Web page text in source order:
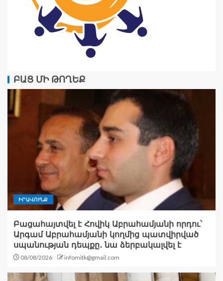
ԲԱՑ ՄԻ ԹՈՂԵՔ
ԻՐԱՎՈՒՆՔ
Բացահայտվել է Հովիկ Աբրահամյանի որդու՝
Արգամ Աբրահամյանի կողմից պատվիրված
սպանության դեպքը․ նա ձերբակալվել է
08/08/2026 infomitk@gmail.com